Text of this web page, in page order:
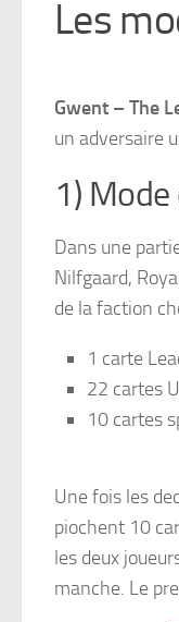
Les
Gwent – The
un adversaire
1)
Dans une
Nilfgaard,
de la faction
1 carte
22 cartes
10 cartes
Une fois les
piochent 10
les deux
manche. Le